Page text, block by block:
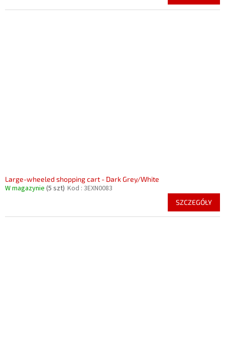
Large-wheeled shopping cart - Dark Grey/White
W magazynie (5 szt) Kod : 3EXN0083
SZCZEGÓŁY